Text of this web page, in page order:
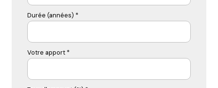
Durée (années) *
Votre apport *